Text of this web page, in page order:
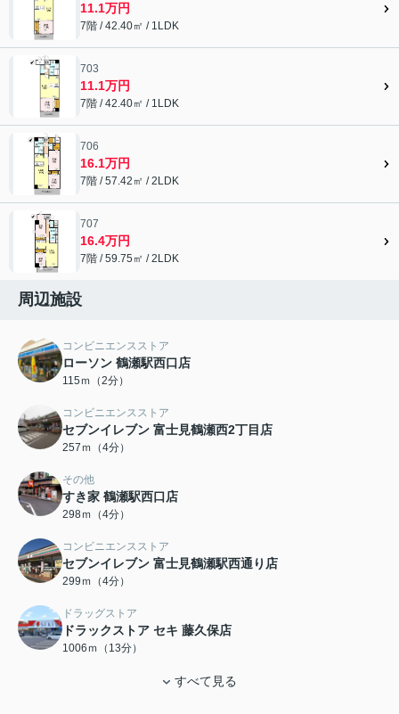
11.1万円
7階 / 42.40㎡ / 1LDK
703
11.1万円
7階 / 42.40㎡ / 1LDK
706
16.1万円
7階 / 57.42㎡ / 2LDK
707
16.4万円
7階 / 59.75㎡ / 2LDK
周辺施設
コンビニエンスストア
ローソン 鶴瀬駅西口店
115ｍ（2分）
コンビニエンスストア
セブンイレブン 富士見鶴瀬西2丁目店
257ｍ（4分）
その他
すき家 鶴瀬駅西口店
298ｍ（4分）
コンビニエンスストア
セブンイレブン 富士見鶴瀬駅西通り店
299ｍ（4分）
ドラッグストア
ドラックストア セキ 藤久保店
1006ｍ（13分）
すべて見る